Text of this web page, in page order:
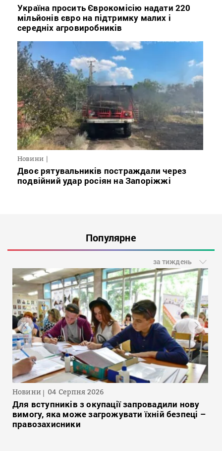
Україна просить Єврокомісію надати 220
мільйонів євро на підтримку малих і
середніх агровиробників
Новини
Двоє рятувальників постраждали через
подвійний удар росіян на Запоріжжі
Популярне
за тиждень
Новини 04 Серпня 2026
Для вступників з окупації запровадили нову
вимогу, яка може загрожувати їхній безпеці –
правозахисники